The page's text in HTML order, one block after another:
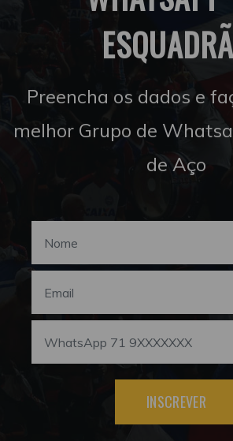
Preencha os dados e
melhor Grupo de
de Aço
INSCREVER